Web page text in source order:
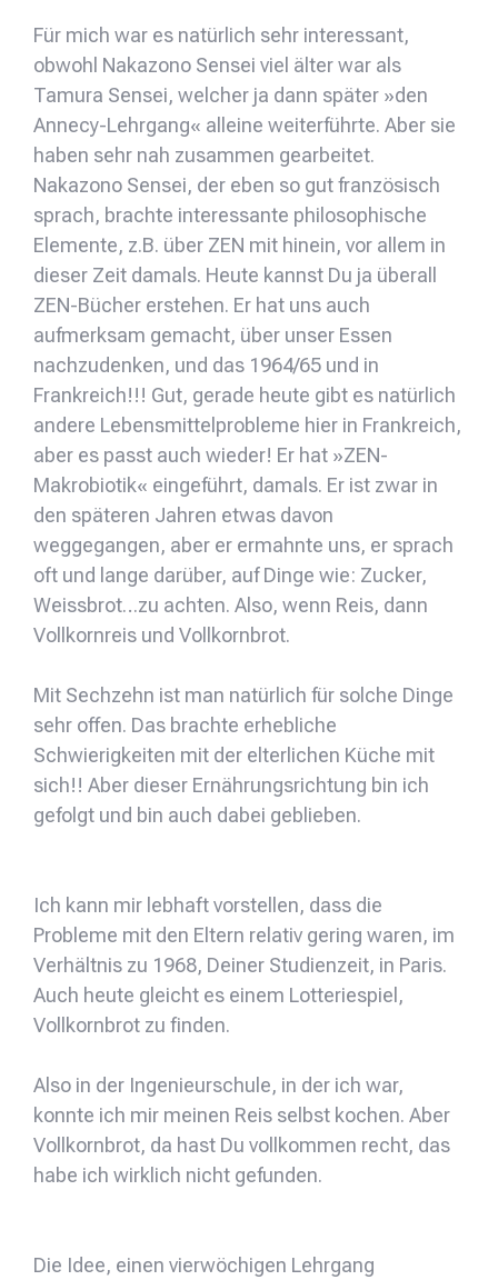
Für mich war es natürlich sehr interessant,
obwohl Nakazono Sensei viel älter war als
Tamura Sensei, welcher ja dann später »den
Annecy-Lehrgang« alleine weiterführte. Aber sie
haben sehr nah zusammen gearbeitet.
Nakazono Sensei, der eben so gut französisch
sprach, brachte interessante philosophische
Elemente, z.B. über ZEN mit hinein, vor allem in
dieser Zeit damals. Heute kannst Du ja überall
ZEN-Bücher erstehen. Er hat uns auch
aufmerksam gemacht, über unser Essen
nachzudenken, und das 1964/65 und in
Frankreich!!! Gut, gerade heute gibt es natürlich
andere Lebensmittelprobleme hier in Frankreich,
aber es passt auch wieder! Er hat »ZEN-
Makrobiotik« eingeführt, damals. Er ist zwar in
den späteren Jahren etwas davon
weggegangen, aber er ermahnte uns, er sprach
oft und lange darüber, auf Dinge wie: Zucker,
Weissbrot…zu achten. Also, wenn Reis, dann
Vollkornreis und Vollkornbrot.
Mit Sechzehn ist man natürlich für solche Dinge
sehr offen. Das brachte erhebliche
Schwierigkeiten mit der elterlichen Küche mit
sich!! Aber dieser Ernährungsrichtung bin ich
gefolgt und bin auch dabei geblieben.
Ich kann mir lebhaft vorstellen, dass die
Probleme mit den Eltern relativ gering waren, im
Verhältnis zu 1968, Deiner Studienzeit, in Paris.
Auch heute gleicht es einem Lotteriespiel,
Vollkornbrot zu finden.
Also in der Ingenieurschule, in der ich war,
konnte ich mir meinen Reis selbst kochen. Aber
Vollkornbrot, da hast Du vollkommen recht, das
habe ich wirklich nicht gefunden.
Die Idee, einen vierwöchigen Lehrgang